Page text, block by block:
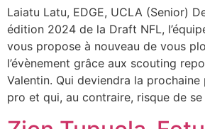
Laiatu Latu, EDGE, UCLA (Senior)
édition 2024 de la Draft NFL,
vous propose à nouveau de vous
l’évènement grâce aux scouting
Valentin. Qui deviendra la
pro et qui, au contraire, risque de